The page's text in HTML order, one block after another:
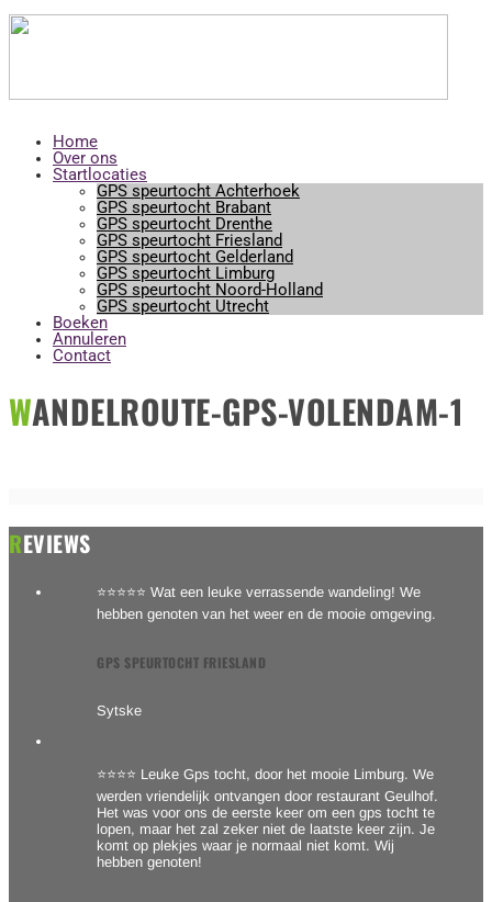
Home
Over ons
Startlocaties
GPS speurtocht Achterhoek
GPS speurtocht Brabant
GPS speurtocht Drenthe
GPS speurtocht Friesland
GPS speurtocht Gelderland
GPS speurtocht Limburg
GPS speurtocht Noord-Holland
GPS speurtocht Utrecht
Boeken
Annuleren
Contact
WANDELROUTE-GPS-VOLENDAM-1
REVIEWS
⭐⭐⭐⭐⭐ Wat een leuke verrassende wandeling! We
hebben genoten van het weer en de mooie omgeving.
GPS SPEURTOCHT FRIESLAND
Sytske
⭐⭐⭐⭐ Leuke Gps tocht, door het mooie Limburg. We
werden vriendelijk ontvangen door restaurant Geulhof.
Het was voor ons de eerste keer om een gps tocht te
lopen, maar het zal zeker niet de laatste keer zijn. Je
komt op plekjes waar je normaal niet komt. Wij
hebben genoten!